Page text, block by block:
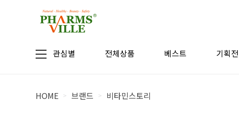
관심별 전체상품 베스트 기획전
HOME > 브랜드 > 비타민스토리